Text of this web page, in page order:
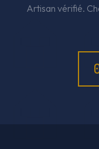
Artisan vérifié.